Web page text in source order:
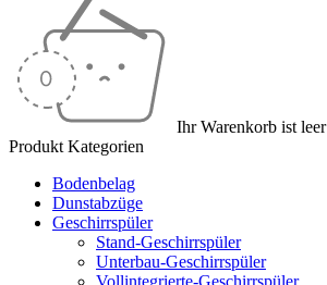
Ihr Warenkorb ist leer
Produkt Kategorien
Bodenbelag
Dunstabzüge
Geschirrspüler
Stand-Geschirrspüler
Unterbau-Geschirrspüler
Vollintegrierte-Geschirrspüler